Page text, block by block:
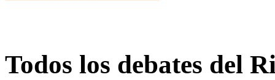
Todos los debates del